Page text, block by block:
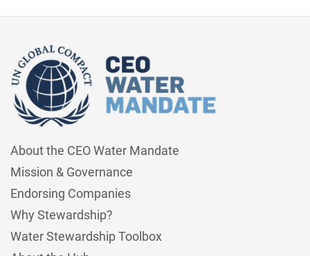
About the CEO Water Mandate
Mission & Governance
Endorsing Companies
Why Stewardship?
Water Stewardship Toolbox